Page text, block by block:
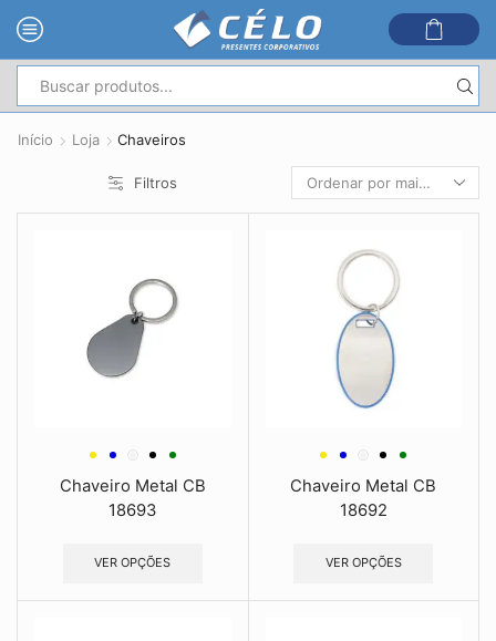
de
Início Loja Chaveiros
Filtros
Chaveiro Metal CB
18693
VER OPÇÕES
Chaveiro Metal CB
18692
VER OPÇÕES